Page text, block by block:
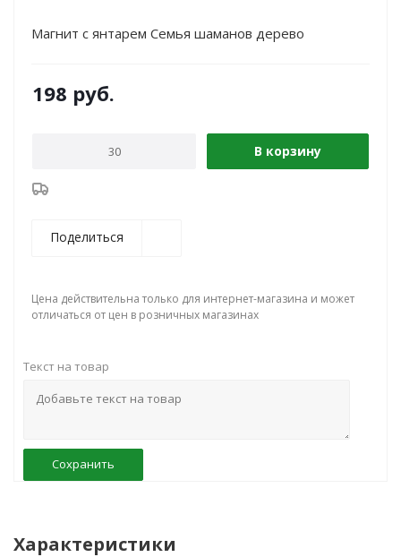
Магнит с янтарем Семья шаманов дерево
198 руб.
В корзину
Поделиться
Цена действительна только для интернет-магазина и может
отличаться от цен в розничных магазинах
Текст на товар
Сохранить
Характеристики